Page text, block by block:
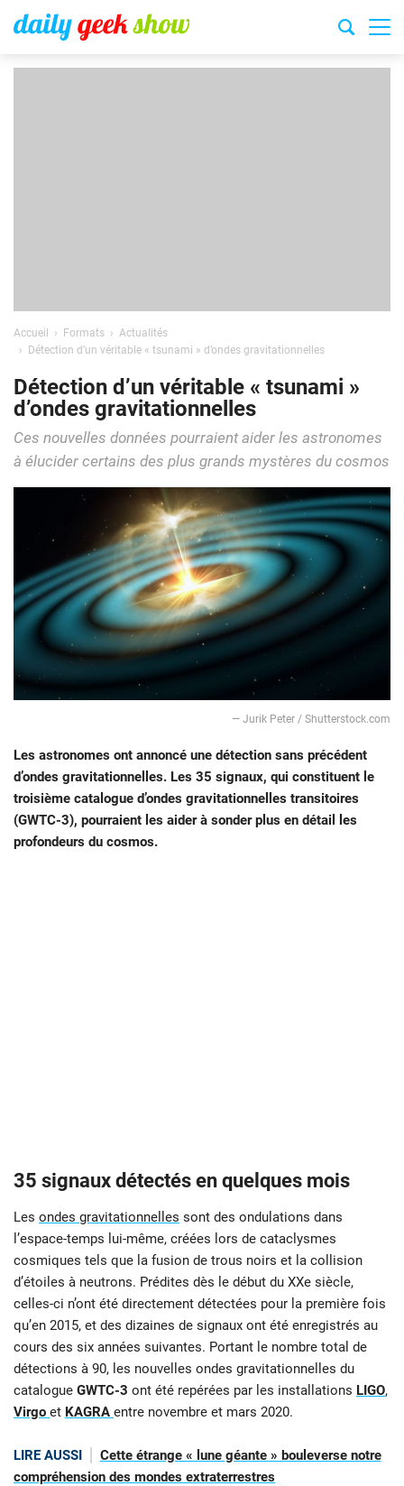
Accueil Formats
Actualités
Détection d’un véritable « tsunami » d’ondes gravitationnelles
Détection d’un véritable « tsunami »
d’ondes gravitationnelles
Ces nouvelles données pourraient aider les astronomes
à élucider certains des plus grands mystères du cosmos
— Jurik Peter / Shutterstock.com
Les astronomes ont annoncé une détection sans précédent
d’ondes gravitationnelles. Les 35 signaux, qui constituent le
troisième catalogue d’ondes gravitationnelles transitoires
(GWTC-3), pourraient les aider à sonder plus en détail les
profondeurs du cosmos.
35 signaux détectés en quelques mois
Les ondes gravitationnelles sont des ondulations dans
l’espace-temps lui-même, créées lors de cataclysmes
cosmiques tels que la fusion de trous noirs et la collision
d’étoiles à neutrons. Prédites dès le début du XXe siècle,
celles-ci n’ont été directement détectées pour la première fois
qu’en 2015, et des dizaines de signaux ont été enregistrés au
cours des six années suivantes. Portant le nombre total de
détections à 90, les nouvelles ondes gravitationnelles du
catalogue GWTC-3 ont été repérées par les installations LIGO,
Virgo et KAGRA entre novembre et mars 2020.
LIRE AUSSI
Cette étrange « lune géante » bouleverse notre
compréhension des mondes extraterrestres